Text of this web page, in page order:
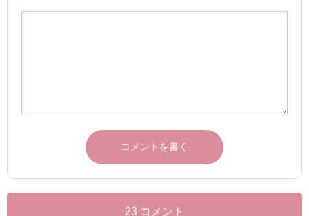
23 コメント